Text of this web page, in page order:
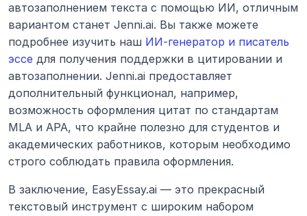
автозаполнением текста с помощью ИИ, отличным
вариантом станет Jenni.ai. Вы также можете
подробнее изучить наш ИИ-генератор и писатель
эссе для получения поддержки в цитировании и
автозаполнении. Jenni.ai предоставляет
дополнительный функционал, например,
возможность оформления цитат по стандартам
MLA и APA, что крайне полезно для студентов и
академических работников, которым необходимо
строго соблюдать правила оформления.
В заключение, EasyEssay.ai — это прекрасный
текстовый инструмент с широким набором